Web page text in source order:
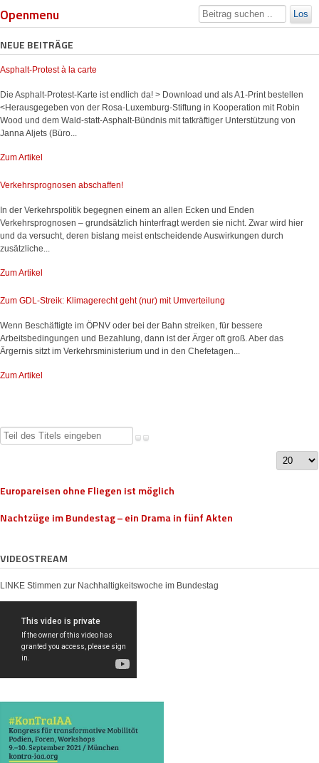
Openmenu Los
NEUE BEITRÄGE
Asphalt-Protest à la carte
Die Asphalt-Protest-Karte ist endlich da! > Download und als A1-Print bestellen
<Herausgegeben von der Rosa-Luxemburg-Stiftung in Kooperation mit Robin
Wood und dem Wald-statt-Asphalt-Bündnis mit tatkräftiger Unterstützung von
Janna Aljets (Büro...
Zum Artikel
Verkehrsprognosen abschaffen!
In der Verkehrspolitik begegnen einem an allen Ecken und Enden
Verkehrsprognosen – grundsätzlich hinterfragt werden sie nicht. Zwar wird hier
und da versucht, deren bislang meist entscheidende Auswirkungen durch
zusätzliche...
Zum Artikel
Zum GDL-Streik: Klimagerecht geht (nur) mit Umverteilung
Wenn Beschäftigte im ÖPNV oder bei der Bahn streiken, für bessere
Arbeitsbedingungen und Bezahlung, dann ist der Ärger oft groß. Aber das
Ärgernis sitzt im Verkehrsministerium und in den Chefetagen...
Zum Artikel
Teil
eingeben
Anzeige
Europareisen ohne Fliegen ist möglich
Nachtzüge im Bundestag – ein Drama in fünf Akten
VIDEOSTREAM
LINKE Stimmen zur Nachhaltigkeitswoche im Bundestag